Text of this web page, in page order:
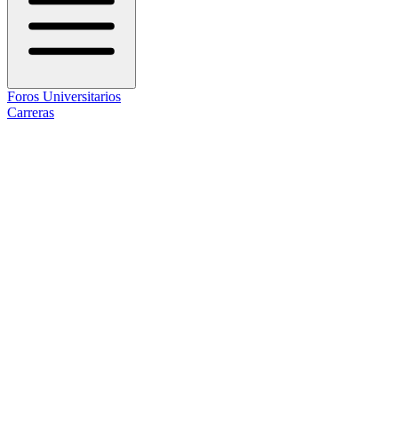
Foros Universitarios
Carreras